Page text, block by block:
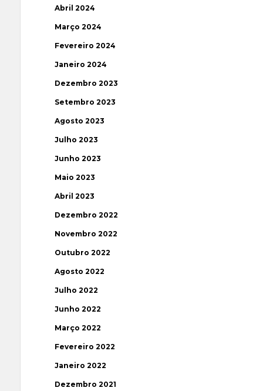
Abril 2024
Março 2024
Fevereiro 2024
Janeiro 2024
Dezembro 2023
Setembro 2023
Agosto 2023
Julho 2023
Junho 2023
Maio 2023
Abril 2023
Dezembro 2022
Novembro 2022
Outubro 2022
Agosto 2022
Julho 2022
Junho 2022
Março 2022
Fevereiro 2022
Janeiro 2022
Dezembro 2021